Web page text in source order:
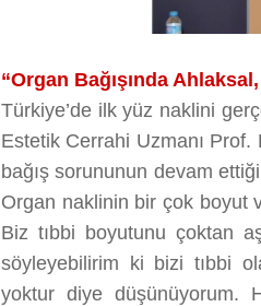
“Organ Bağışında
Türkiye’de ilk yüz naklini
Estetik Cerrahi Uzmanı Prof.
bağış sorununun devam
Organ naklinin bir çok boyut
Biz tıbbi boyutunu çoktan
söyleyebilirim ki bizi tıbbi
yoktur diye düşünüyorum.